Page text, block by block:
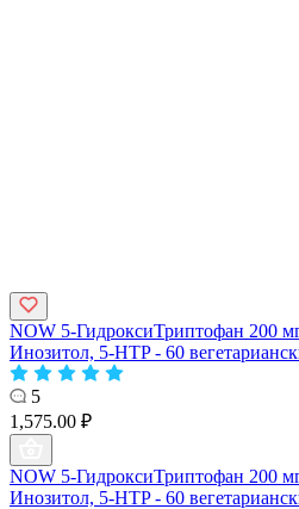
NOW 5-ГидроксиТриптофан 200
Инозитол, 5-HTP - 60
5
1,575.00 ₽
NOW 5-ГидроксиТриптофан 200
Инозитол, 5-HTP - 60